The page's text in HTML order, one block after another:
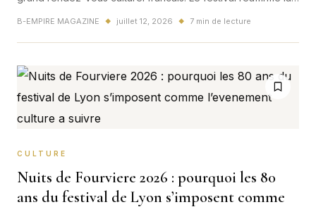
mondiale sur la creation, la democratie et les arts vivants.
B-EMPIRE MAGAZINE ◆ juillet 12, 2026 ◆ 7 min de lecture
CULTURE
Nuits de Fourviere 2026 : pourquoi les 80
ans du festival de Lyon s’imposent comme